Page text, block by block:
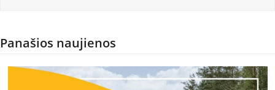
Panašios naujienos